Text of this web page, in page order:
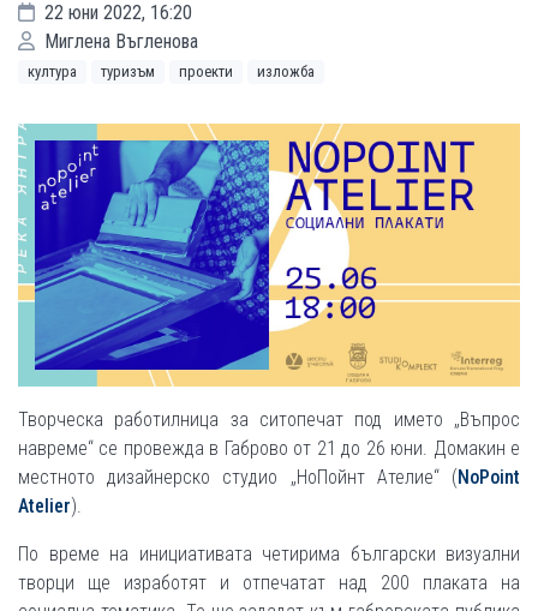
22 юни 2022, 16:20
Миглена Въгленова
култура туризъм проекти изложба
Творческа работилница за ситопечат под името „Въпрос
навреме“ се провежда в Габрово от 21 до 26 юни. Домакин е
местното дизайнерско студио „НоПойнт Ателие“ (NoPoint
Atelier).
По време на инициативата четирима български визуални
творци ще изработят и отпечатат над 200 плаката на